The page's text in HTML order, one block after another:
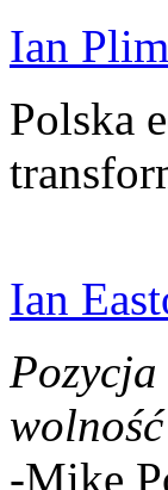
Ian
Polska
Ian
-Mike